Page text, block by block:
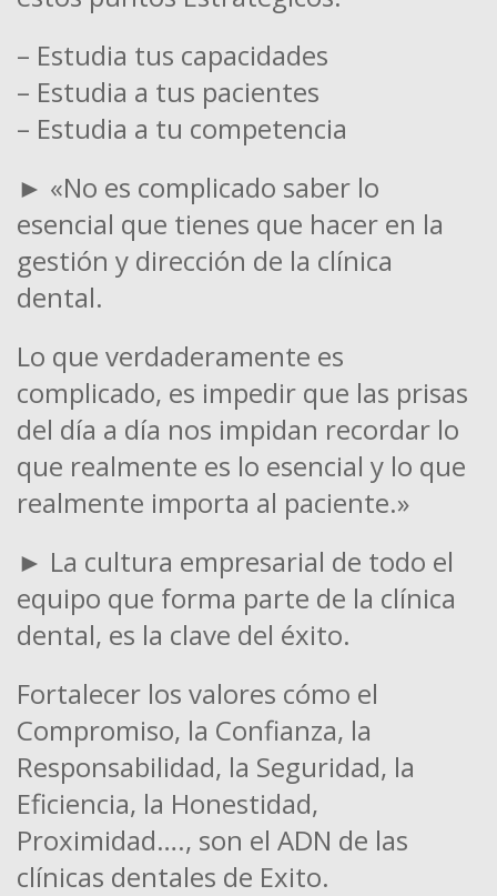
– Estudia tus capacidades
– Estudia a tus pacientes
– Estudia a tu competencia
► «No es complicado saber lo
esencial que tienes que hacer en la
gestión y dirección de la clínica
dental.
Lo que verdaderamente es
complicado, es impedir que las prisas
del día a día nos impidan recordar lo
que realmente es lo esencial y lo que
realmente importa al paciente.»
► La cultura empresarial de todo el
equipo que forma parte de la clínica
dental, es la clave del éxito.
Fortalecer los valores cómo el
Compromiso, la Confianza, la
Responsabilidad, la Seguridad, la
Eficiencia, la Honestidad,
Proximidad…., son el ADN de las
clínicas dentales de Exito.